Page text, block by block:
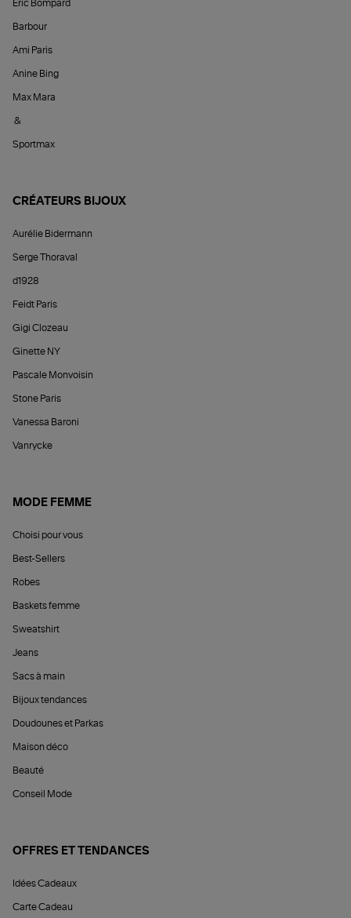
Éric Bompard
Barbour
Ami Paris
Anine Bing
Max Mara
&
Sportmax
CRÉATEURS BIJOUX
Aurélie Bidermann
Serge Thoraval
d1928
Feidt Paris
Gigi Clozeau
Ginette NY
Pascale Monvoisin
Stone Paris
Vanessa Baroni
Vanrycke
MODE FEMME
Choisi pour vous
Best-Sellers
Robes
Baskets femme
Sweatshirt
Jeans
Sacs à main
Bijoux tendances
Doudounes et Parkas
Maison déco
Beauté
Conseil Mode
OFFRES ET TENDANCES
Idées Cadeaux
Carte Cadeau